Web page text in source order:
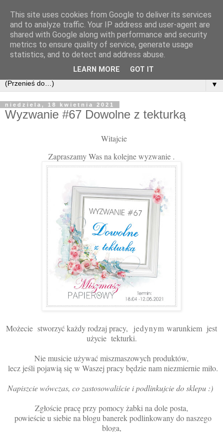
▼
niedziela, 18 kwietnia 2021
Wyzwanie #67 Dowolne z tekturką
Witajcie
Zapraszamy Was na kolejne wyzwanie .
Możecie stworzyć każdy rodzaj pracy, jedynym warunkiem jest
użycie tekturki.
Nie musicie używać miszmaszowych produktów,
lecz jeśli pojawią się w Waszej pracy będzie nam niezmiernie miło.
Napiszcie wówczas, co zastosowaliście i podlinkujcie do sklepu :)
Zgłoście pracę przy pomocy żabki na dole posta,
powieście u siebie na blogu banerek podlinkowany do naszego
bloga,
This site uses cookies from Google to deliver its services
and to analyze traffic. Your IP address and user-agent are
shared with Google along with performance and security
metrics to ensure quality of service, generate usage
statistics, and to detect and address abuse.
LEARN MORE GOT IT